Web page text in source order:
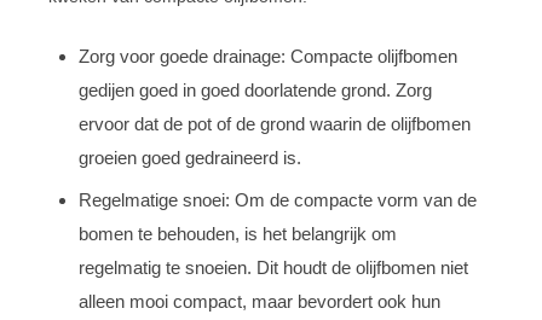
Zorg voor goede drainage: Compacte olijfbomen
gedijen goed in goed doorlatende grond. Zorg
ervoor dat de pot of de grond waarin de olijfbomen
groeien goed gedraineerd is.
Regelmatige snoei: Om de compacte vorm van de
bomen te behouden, is het belangrijk om
regelmatig te snoeien. Dit houdt de olijfbomen niet
alleen mooi compact, maar bevordert ook hun